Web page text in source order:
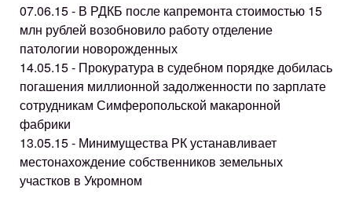
07.06.15 - В РДКБ после капремонта стоимостью 15
млн рублей возобновило работу отделение
патологии новорожденных
14.05.15 - Прокуратура в судебном порядке добилась
погашения миллионной задолженности по зарплате
сотрудникам Симферопольской макаронной
фабрики
13.05.15 - Минимущества РК устанавливает
местонахождение собственников земельных
участков в Укромном